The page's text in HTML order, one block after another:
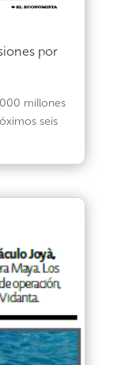
por
millones
seis